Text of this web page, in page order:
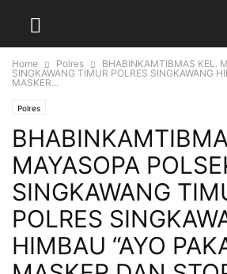
Home Polres
BHABINKAMTIBMAS KEL.
SINGKAWANG TIMUR POLRES SINGKAWANG
MASKER...
Polres
MAYASOPA
SINGKAWANG
POLRES
HIMBAU “AYO